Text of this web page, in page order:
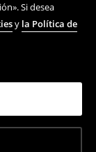
Si desea
y la Política de